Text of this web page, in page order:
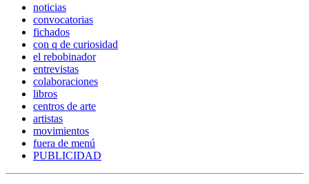
noticias
convocatorias
fichados
con q de curiosidad
el rebobinador
entrevistas
colaboraciones
libros
centros de arte
artistas
movimientos
fuera de menú
PUBLICIDAD